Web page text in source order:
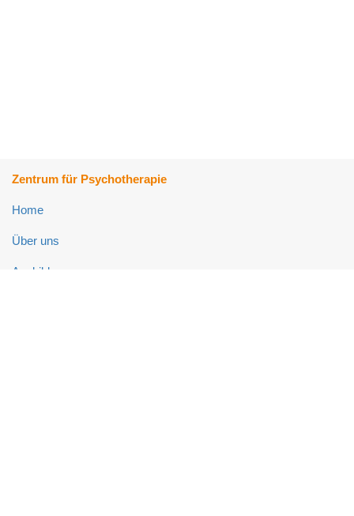
Zentrum für Psychotherapie
Home
Über uns
Ausbildung